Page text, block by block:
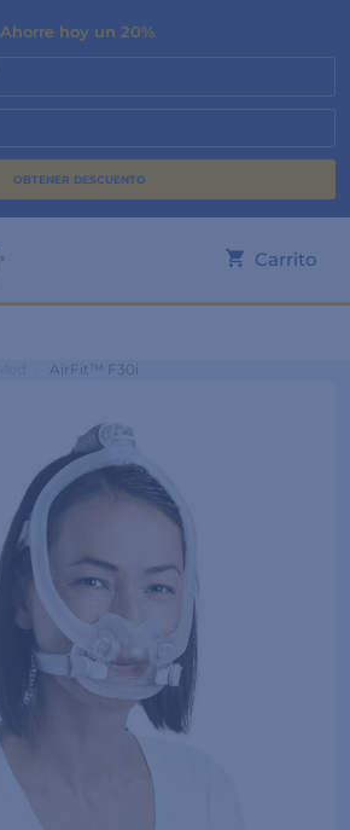
Ahorre hoy un 20%
Carrito
AirFit™ F30i